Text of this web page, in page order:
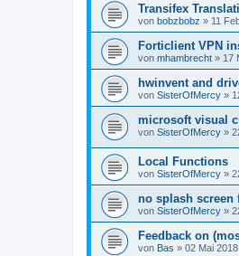
Transifex
von bobzbobz » 11
Forticlient VPN
von mhambrecht » 17
hwinvent and
von SisterOfMercy »
microsoft visual
von SisterOfMercy »
Local Functions
von SisterOfMercy »
no splash screen
von SisterOfMercy »
Feedback on
von Bas » 02 Mai